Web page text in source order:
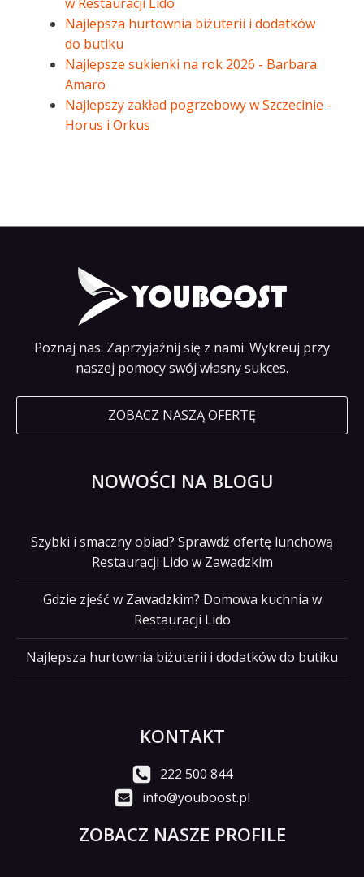
Najlepsza hurtownia biżuterii i dodatków
do butiku
Najlepsze sukienki na rok 2026 - Barbara
Amaro
Najlepszy zakład pogrzebowy w Szczecinie -
Horus i Orkus
Poznaj nas. Zaprzyjaźnij się z nami. Wykreuj przy
naszej pomocy swój własny sukces.
ZOBACZ NASZĄ OFERTĘ
NOWOŚCI NA BLOGU
Szybki i smaczny obiad? Sprawdź ofertę lunchową
Restauracji Lido w Zawadzkim
Gdzie zjeść w Zawadzkim? Domowa kuchnia w
Restauracji Lido
Najlepsza hurtownia biżuterii i dodatków do butiku
KONTAKT
222 500 844
info@youboost.pl
ZOBACZ NASZE PROFILE